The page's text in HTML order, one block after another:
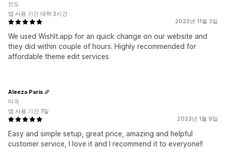
2022년 11월 3일
We used WishIt.app for an quick change on our website and
they did within couple of hours. Highly recommended for
affordable theme edit services
인도
앱 사용 기간 대략 2시간
2023년 1월 9일
Easy and simple setup, great price, amazing and helpful
customer service, I love it and I recommend it to everyone!!
Aleeza Paris
미국
앱 사용 기간 7일